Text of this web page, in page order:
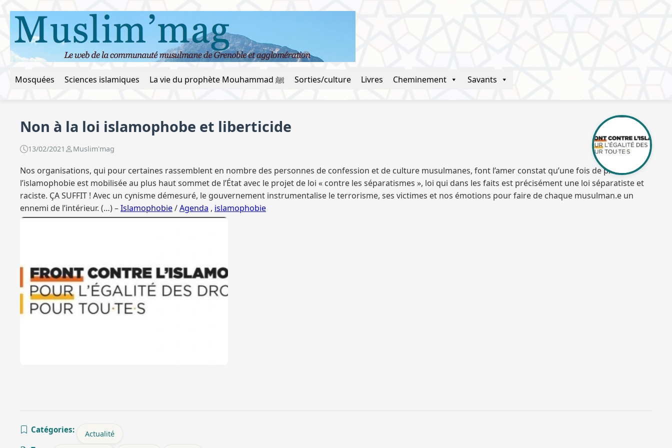
Mosquées Sciences islamiques La vie du prophète Mouhammad ﷺ Sorties/culture Livres Cheminement Savants
Non à la loi islamophobe et liberticide
13/02/2021 Muslim'mag
Nos organisations, qui pour certaines rassemblent en nombre des personnes de confession et de culture musulmanes, font l’amer constat qu’une fois de plus
l’islamophobie est mobilisée au plus haut sommet de l’État avec le projet de loi « contre les séparatismes », loi qui dans les faits est précisément une loi séparatiste et
raciste. ÇA SUFFIT ! Avec un cynisme démesuré, le gouvernement instrumentalise le terrorisme, ses victimes et nos émotions pour faire de chaque musulman.e un
ennemi de l’intérieur. (…) –Islamophobie/Agenda , islamophobie
Catégories: Actualité